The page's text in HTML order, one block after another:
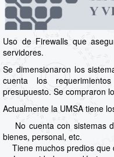
Uso de Firewalls que
servidores.
Se dimensionaron los
cuenta los
presupuesto. Se compraron
Actualmente la UMSA tiene
No cuenta con sistemas
bienes, personal, etc.
Tiene muchos predios que